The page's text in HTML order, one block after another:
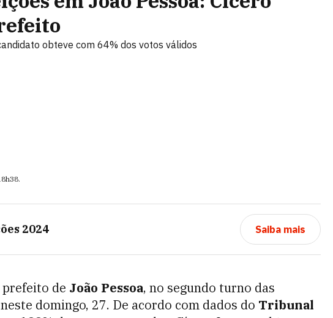
obteve com 64% dos votos válidos
.
2024 Saiba mais
de João Pessoa, no segundo turno das
domingo, 27. De acordo com dados do Tribunal